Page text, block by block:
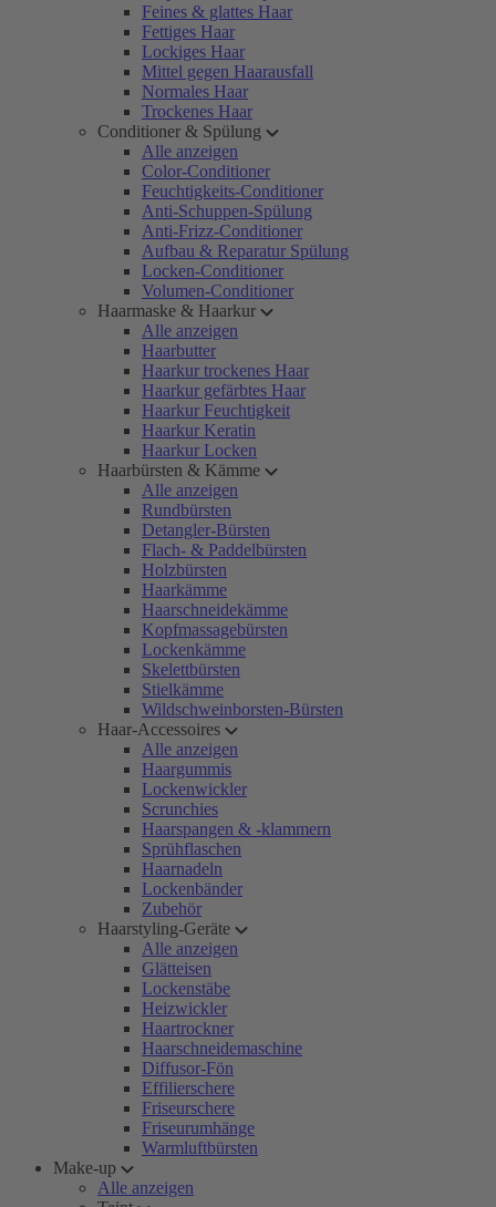
Feines & glattes Haar
Fettiges Haar
Lockiges Haar
Mittel gegen Haarausfall
Normales Haar
Trockenes Haar
Conditioner & Spülung
Alle anzeigen
Color-Conditioner
Feuchtigkeits-Conditioner
Anti-Schuppen-Spülung
Anti-Frizz-Conditioner
Aufbau & Reparatur Spülung
Locken-Conditioner
Volumen-Conditioner
Haarmaske & Haarkur
Alle anzeigen
Haarbutter
Haarkur trockenes Haar
Haarkur gefärbtes Haar
Haarkur Feuchtigkeit
Haarkur Keratin
Haarkur Locken
Haarbürsten & Kämme
Alle anzeigen
Rundbürsten
Detangler-Bürsten
Flach- & Paddelbürsten
Holzbürsten
Haarkämme
Haarschneidekämme
Kopfmassagebürsten
Lockenkämme
Skelettbürsten
Stielkämme
Wildschweinborsten-Bürsten
Haar-Accessoires
Alle anzeigen
Haargummis
Lockenwickler
Scrunchies
Haarspangen & -klammern
Sprühflaschen
Haarnadeln
Lockenbänder
Zubehör
Haarstyling-Geräte
Alle anzeigen
Glätteisen
Lockenstäbe
Heizwickler
Haartrockner
Haarschneidemaschine
Diffusor-Fön
Effilierschere
Friseurschere
Friseurumhänge
Warmluftbürsten
Make-up
Alle anzeigen